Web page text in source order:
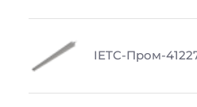
IETC-Пром-